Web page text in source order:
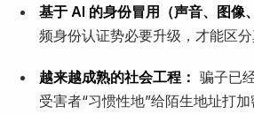
基于 AI 的身份冒用（声音、图像
频身份认证势必要升级，才能区分
越来越成熟的社会工程： 骗子已
受害者“习惯性地”给陌生地址打加